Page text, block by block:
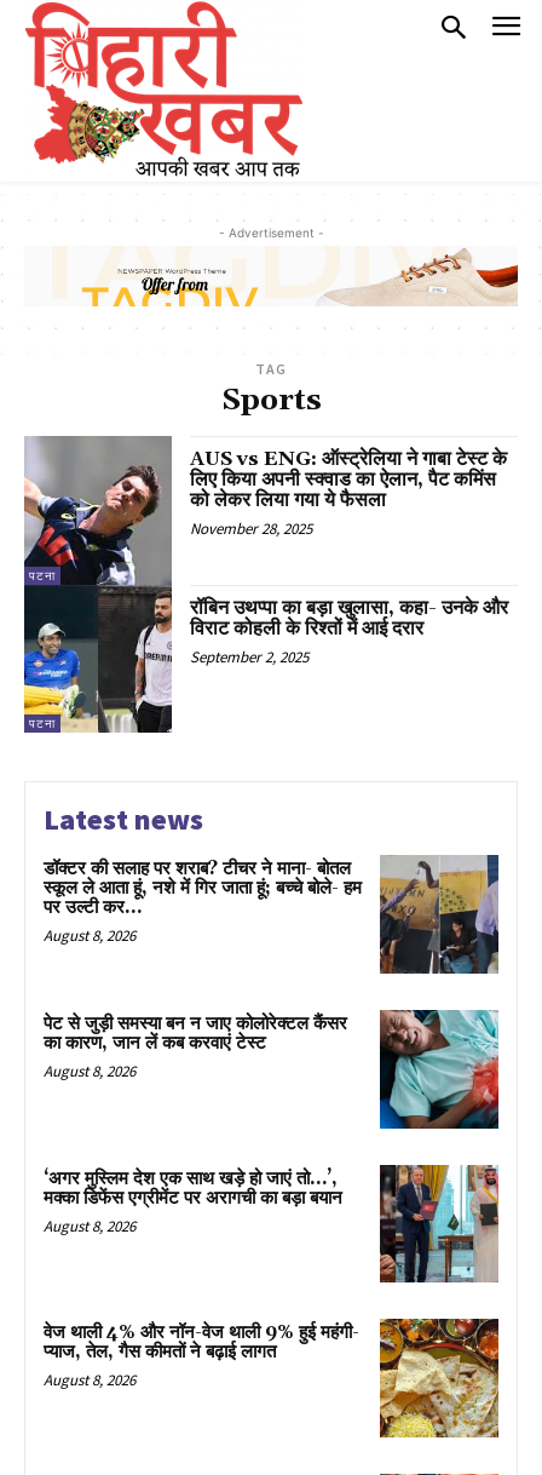
- Advertisement -
TAG
Sports
पटना
AUS vs ENG: ऑस्ट्रेलिया ने गाबा टेस्ट के
लिए किया अपनी स्क्वाड का ऐलान, पैट कमिंस
को लेकर लिया गया ये फैसला
November 28, 2025
पटना
रॉबिन उथप्पा का बड़ा खुलासा, कहा- उनके और
विराट कोहली के रिश्तों में आई दरार
September 2, 2025
Latest news
डॉक्टर की सलाह पर शराब? टीचर ने माना- बोतल
स्कूल ले आता हूं, नशे में गिर जाता हूं; बच्चे बोले- हम
पर उल्टी कर...
August 8, 2026
पेट से जुड़ी समस्या बन न जाए कोलोरेक्टल कैंसर
का कारण, जान लें कब करवाएं टेस्ट
August 8, 2026
‘अगर मुस्लिम देश एक साथ खड़े हो जाएं तो…’,
मक्का डिफेंस एग्रीमेंट पर अरागची का बड़ा बयान
August 8, 2026
वेज थाली 4% और नॉन-वेज थाली 9% हुई महंगी-
प्याज, तेल, गैस कीमतों ने बढ़ाई लागत
August 8, 2026